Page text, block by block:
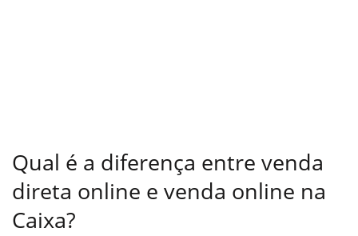
Qual é a diferença entre venda
direta online e venda online na
Caixa?